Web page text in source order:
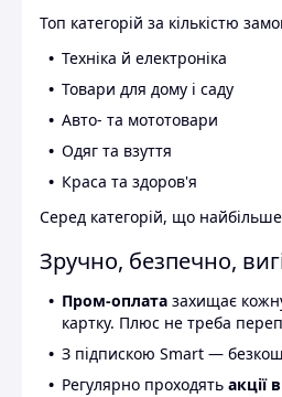
Топ категорій за кількістю
Техніка й електроніка
Товари для дому і саду
Авто- та мототовари
Одяг та взуття
Краса та здоров'я
Серед категорій, що
Зручно, безпечно,
Пром-оплата захищає
картку. Плюс не треба
З підпискою Smart —
Регулярно проходять акції